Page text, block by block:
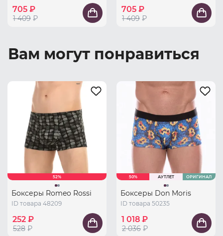
705 ₽
1 409 ₽
705 ₽
1 409 ₽
Вам могут понравиться
52%
Боксеры Romeo Rossi
ID товара 48209
252 ₽
528 ₽
50% АУТЛЕТ ОРИГИНАЛ
Боксеры Don Moris
ID товара 50235
1 018 ₽
2 036 ₽